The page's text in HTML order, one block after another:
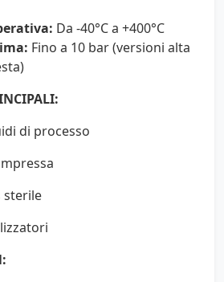
Da -40°C a +400°C
Fino a 10 bar (versioni alta
di processo
sterile